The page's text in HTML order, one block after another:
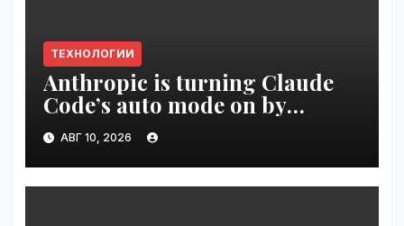
ТЕХНОЛОГИИ
Anthropic is turning Claude
Code’s auto mode on by
default | VseTime.ru
АВГ 10, 2026